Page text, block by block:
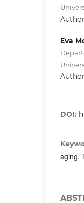
Author
Eva
Author
DOI:
aging,